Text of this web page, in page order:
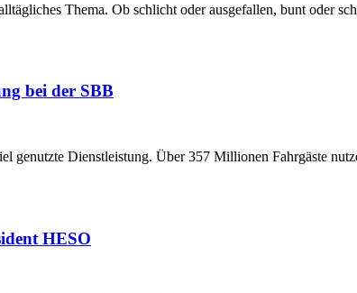
Thema. Ob schlicht oder ausgefallen, bunt oder
bei der SBB
genutzte Dienstleistung. Über 357 Millionen Fahrgäste
HESO